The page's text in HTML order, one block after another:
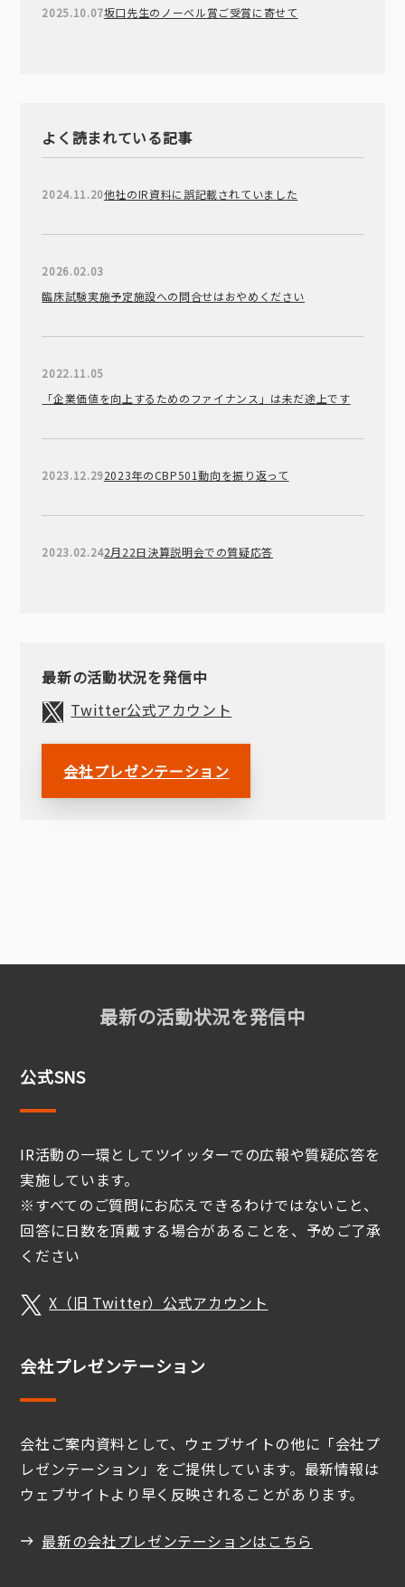
2025.10.07坂口先生のノーベル賞ご受賞に寄せて
よく読まれている記事
2024.11.20他社のIR資料に誤記載されていました
2026.02.03
臨床試験実施予定施設への問合せはおやめください
2022.11.05
「企業価値を向上するためのファイナンス」は未だ途上です
2023.12.292023年のCBP501動向を振り返って
2023.02.242月22日決算説明会での質疑応答
最新の活動状況を発信中
Twitter公式アカウント
会社プレゼンテーション
最新の活動状況を発信中
公式SNS
IR活動の一環としてツイッターでの広報や質疑応答を
実施しています。
※すべてのご質問にお応えできるわけではないこと、
回答に日数を頂戴する場合があることを、予めご了承
ください
X（旧 Twitter）公式アカウント
会社プレゼンテーション
会社ご案内資料として、ウェブサイトの他に「会社プ
レゼンテーション」をご提供しています。最新情報は
ウェブサイトより早く反映されることがあります。
最新の会社プレゼンテーションはこちら